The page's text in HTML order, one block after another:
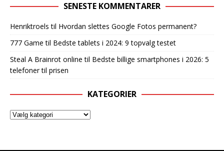
SENESTE KOMMENTARER
Henriktroels til Hvordan slettes Google Fotos permanent?
777 Game til Bedste tablets i 2024: 9 topvalg testet
Steal A Brainrot online til Bedste billige smartphones i 2026: 5
telefoner til prisen
KATEGORIER